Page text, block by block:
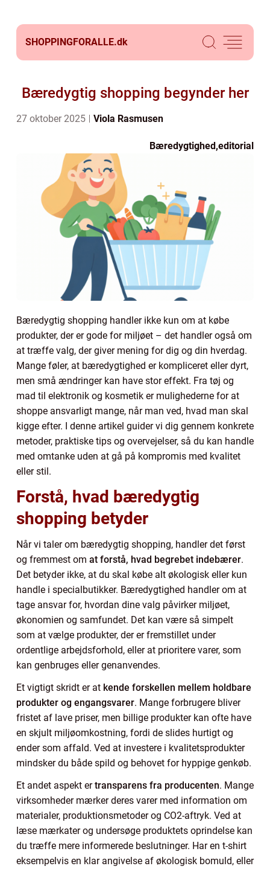
SHOPPINGFORALLE.dk
Bæredygtig shopping begynder her
27 oktober 2025 Viola Rasmusen
Bæredygtighed,editorial
Bæredygtig shopping handler ikke kun om at købe
produkter, der er gode for miljøet – det handler også om
at træffe valg, der giver mening for dig og din hverdag.
Mange føler, at bæredygtighed er kompliceret eller dyrt,
men små ændringer kan have stor effekt. Fra tøj og
mad til elektronik og kosmetik er mulighederne for at
shoppe ansvarligt mange, når man ved, hvad man skal
kigge efter. I denne artikel guider vi dig gennem konkrete
metoder, praktiske tips og overvejelser, så du kan handle
med omtanke uden at gå på kompromis med kvalitet
eller stil.
Forstå, hvad bæredygtig
shopping betyder
Når vi taler om bæredygtig shopping, handler det først
og fremmest om at forstå, hvad begrebet indebærer.
Det betyder ikke, at du skal købe alt økologisk eller kun
handle i specialbutikker. Bæredygtighed handler om at
tage ansvar for, hvordan dine valg påvirker miljøet,
økonomien og samfundet. Det kan være så simpelt
som at vælge produkter, der er fremstillet under
ordentlige arbejdsforhold, eller at prioritere varer, som
kan genbruges eller genanvendes.
Et vigtigt skridt er at kende forskellen mellem holdbare
produkter og engangsvarer. Mange forbrugere bliver
fristet af lave priser, men billige produkter kan ofte have
en skjult miljøomkostning, fordi de slides hurtigt og
ender som affald. Ved at investere i kvalitetsprodukter
mindsker du både spild og behovet for hyppige genkøb.
Et andet aspekt ertransparens fra producenten. Mange
virksomheder mærker deres varer med information om
materialer, produktionsmetoder og CO2-aftryk. Ved at
læse mærkater og undersøge produktets oprindelse kan
du træffe mere informerede beslutninger. Har en t-shirt
eksempelvis en klar angivelse af økologisk bomuld, eller